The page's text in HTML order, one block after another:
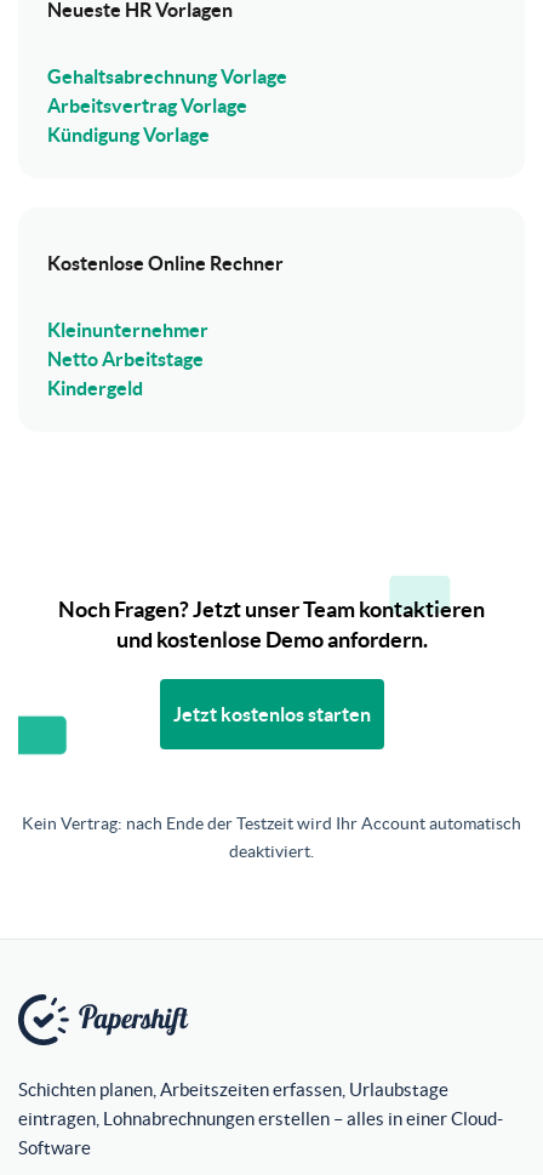
Neueste HR Vorlagen
Gehaltsabrechnung Vorlage
Arbeitsvertrag Vorlage
Kündigung Vorlage
Kostenlose Online Rechner
Kleinunternehmer
Netto Arbeitstage
Kindergeld
Noch Fragen? Jetzt unser Team kontaktieren
und kostenlose Demo anfordern.
Jetzt kostenlos starten
Kein Vertrag: nach Ende der Testzeit wird Ihr Account automatisch
deaktiviert.
Schichten planen, Arbeitszeiten erfassen, Urlaubstage
eintragen, Lohnabrechnungen erstellen – alles in einer Cloud-
Software